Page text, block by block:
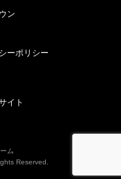
ン
ーポリシー
イト
ム
Reserved.